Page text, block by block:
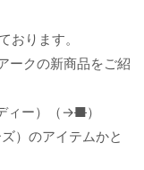
おります。
ークの新商品をご紹
ィー）（→■）
）のアイテムかと